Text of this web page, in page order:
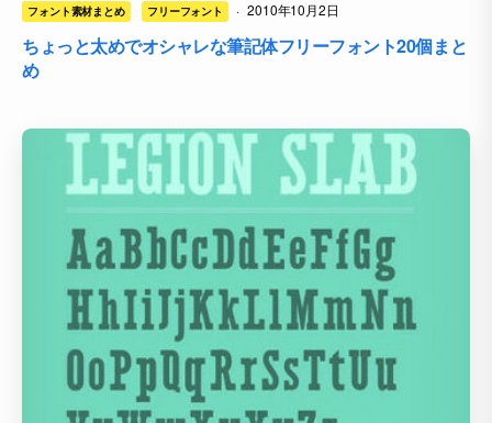
フォント素材まとめ フリーフォント · 2010年10月2日
ちょっと太めでオシャレな筆記体フリーフォント20個まと
め